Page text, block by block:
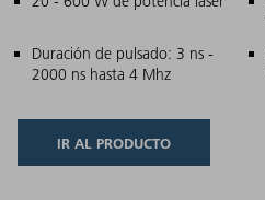
Duración de pulsado: 3 ns -
2000 ns hasta 4 Mhz
IR AL PRODUCTO